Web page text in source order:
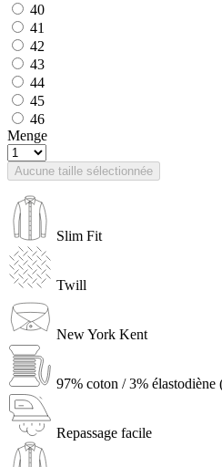
40
41
42
43
44
45
46
Menge
Aucune taille sélectionnée
Slim Fit
Twill
New York Kent
97% coton / 3%
Repassage facile